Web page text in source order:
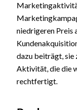
niedrigeren Preis
dazu beiträgt, sie
Aktivität, die die
rechtfertigt.